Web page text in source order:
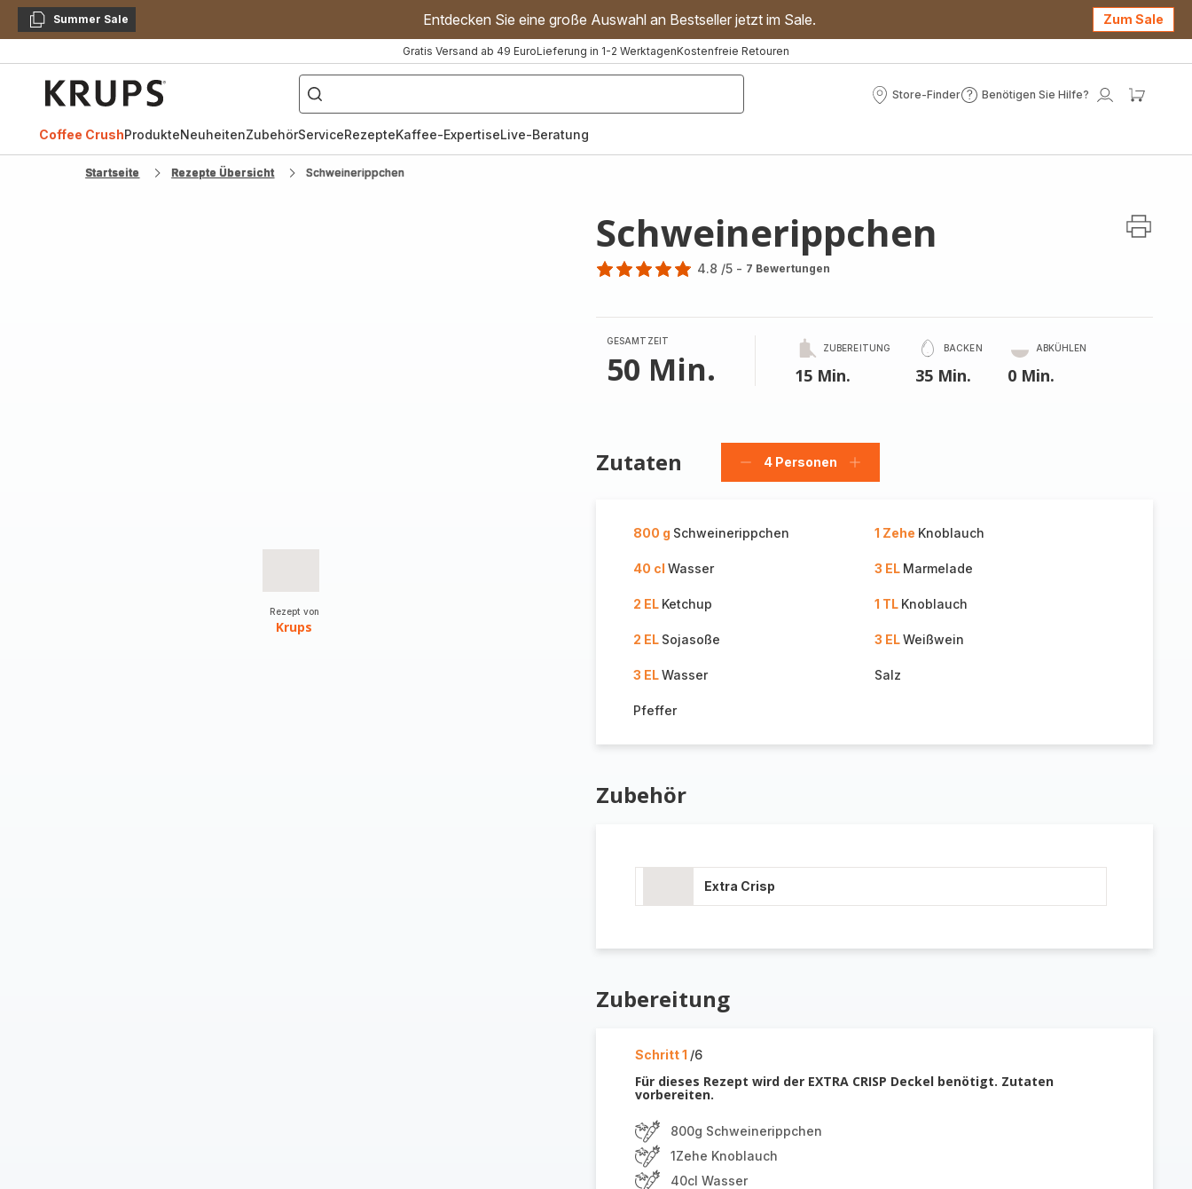
KopierenSummer Sale Entdecken Sie eine große Auswahl an Bestseller jetzt im Sale. Zum Sale
Gratis Versand ab 49 EuroLieferung in 1-2 WerktagenKostenfreie Retouren
["Kaffeevollautomat","Handmixer","Waffeleisen"]
Store-Finder
Store-
Benötigen Sie Hilfe?
Benötigen
Mein
Coffee CrushProdukteNeuheitenZubehörServiceRezepteKaffee-ExpertiseLive-Beratung
Startseite Rezepte Übersicht Schweinerippchen
Rezept von
Krups
Schweinerippchen
4.8 /5 - 7 Bewertungen
GESAMTZEIT
50 Min.
ZUBEREITUNG
15 Min.
BACKEN
35 Min.
ABKÜHLEN
0 Min.
Zutaten
Personen
4 Personen
Personen
800 g Schweinerippchen 1 Zehe Knoblauch
40 cl Wasser 3 EL Marmelade
2 EL Ketchup 1 TL Knoblauch
2 EL Sojasoße 3 ELWeißwein
3 ELWasser Salz
Pfeffer
Zubehör
Extra Crisp
Zubereitung
Schritt 1 /6
Für dieses Rezept wird der EXTRA CRISP Deckel benötigt. Zutaten
vorbereiten.
800g Schweinerippchen
1Zehe Knoblauch
40cl Wasser